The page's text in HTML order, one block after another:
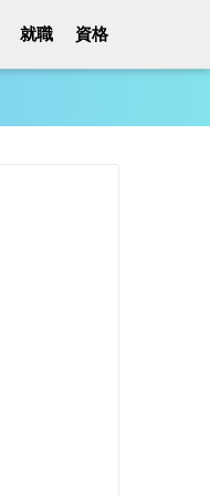
就職 資格